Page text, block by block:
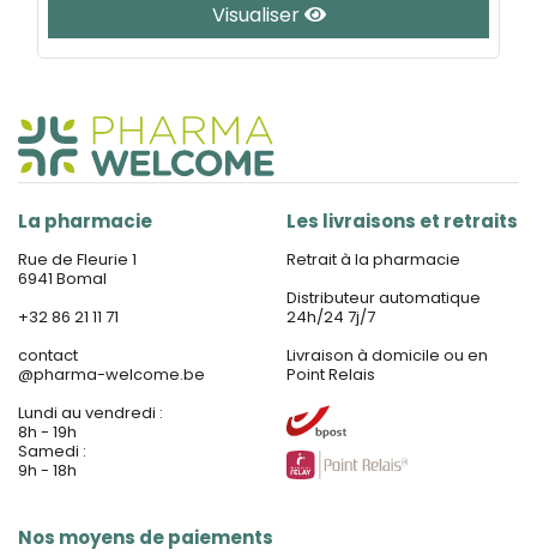
Visualiser
La pharmacie
Rue de Fleurie 1
6941 Bomal
+32 86 21 11 71
contact
@pharma-welcome.be
Lundi au vendredi :
8h - 19h
Samedi :
9h - 18h
Nos moyens de paiements
Les livraisons et retraits
Retrait à la pharmacie
Distributeur automatique
24h/24 7j/7
Livraison à domicile ou en
Point Relais